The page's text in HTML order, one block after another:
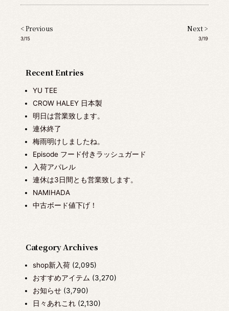
Recent Entries
YU TEE
CROW HALEY 日本製
明日は営業致します。
連休終了
梅雨明けしましたね。
Episode フード付きラッシュガード
入荷アパレル
連休は3日間とも営業致します。
NAMIHADA
中古ボード値下げ！
Category Archives
shop新入荷(2,095)
おすすめアイテム (3,270)
お知らせ(3,790)
日々あれこれ(2,130)
< Previous
3/15
Next >
3/19